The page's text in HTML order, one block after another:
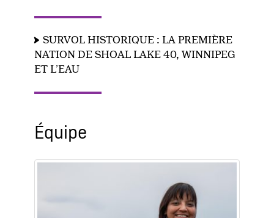
SURVOL HISTORIQUE : LA PREMIÈRE
NATION DE SHOAL LAKE 40, WINNIPEG
ET L’EAU
Équipe